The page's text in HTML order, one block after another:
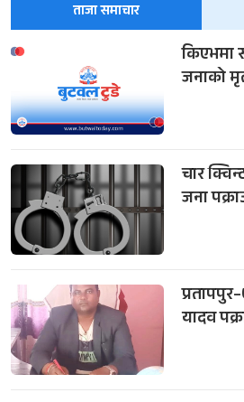
ताजा समाचार
किएभमा
जनाको
चार
जना
यादव